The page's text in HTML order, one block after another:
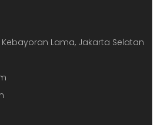
Kebayoran Lama, Jakarta Selatan